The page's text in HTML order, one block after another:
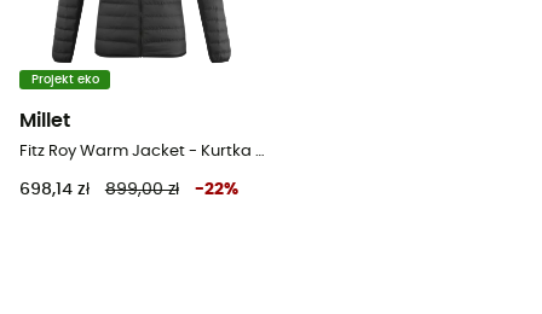
Projekt eko
Millet
698,14 zł 899,00 zł -22%